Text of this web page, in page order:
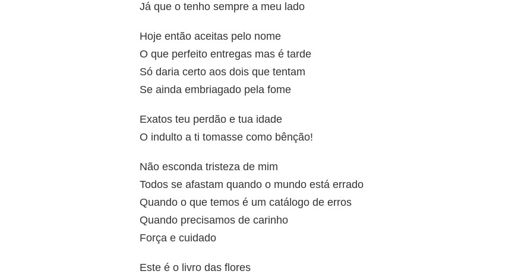
Já que o tenho sempre a meu lado
Hoje então aceitas pelo nome
O que perfeito entregas mas é tarde
Só daria certo aos dois que tentam
Se ainda embriagado pela fome
Exatos teu perdão e tua idade
O indulto a ti tomasse como bênção!
Não esconda tristeza de mim
Todos se afastam quando o mundo está errado
Quando o que temos é um catálogo de erros
Quando precisamos de carinho
Força e cuidado
Este é o livro das flores